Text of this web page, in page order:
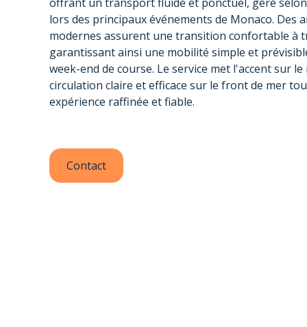
lors des principaux événements de Monaco. Des
modernes assurent une transition confortable à
garantissant ainsi une mobilité simple et
week-end de course. Le service met l'accent sur
circulation claire et efficace sur le front de mer
expérience raffinée et fiable.
Contact